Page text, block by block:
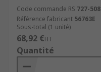
Code commande RS 727-508
Référence fabricant 56763E
Sous-total (1 unité)
68,92 €HT
Quantité